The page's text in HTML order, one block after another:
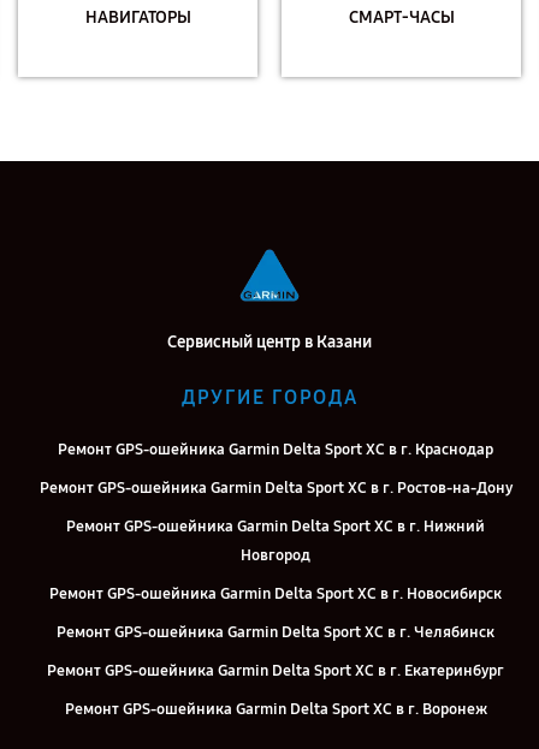
НАВИГАТОРЫ СМАРТ-ЧАСЫ
Сервисный центр в Казани
ДРУГИЕ ГОРОДА
Ремонт GPS-ошейника Garmin Delta Sport XC в г. Краснодар
Ремонт GPS-ошейника Garmin Delta Sport XC в г. Ростов-на-Дону
Ремонт GPS-ошейника Garmin Delta Sport XC в г. Нижний
Новгород
Ремонт GPS-ошейника Garmin Delta Sport XC в г. Новосибирск
Ремонт GPS-ошейника Garmin Delta Sport XC в г. Челябинск
Ремонт GPS-ошейника Garmin Delta Sport XC в г. Екатеринбург
Ремонт GPS-ошейника Garmin Delta Sport XC в г. Воронеж